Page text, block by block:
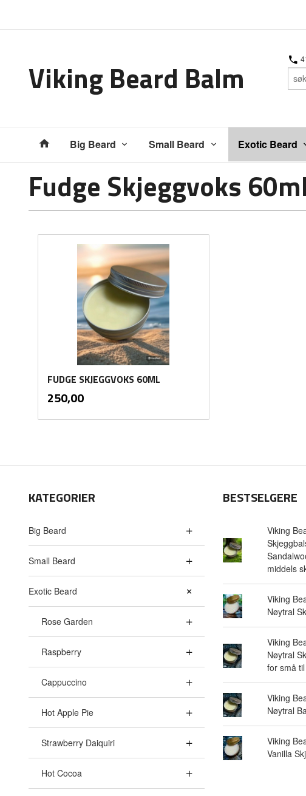
Viking Beard Balm
Produkter
Big Beard Small Beard Exotic Beard
Fudge Skjeggvoks 60ml
FUDGE SKJEGGVOKS 60ML
Pris
250,00mva.
KATEGORIER
Big Beard
Small Beard
Exotic Beard
Rose Garden
Raspberry
Cappuccino
Hot Apple Pie
Strawberry Daiquiri
Hot Cocoa
BESTSELGERE
Viking
middels
Viking
Nøytral
Viking
Nøytral
for små
Viking
Nøytral
Viking
Vanilla